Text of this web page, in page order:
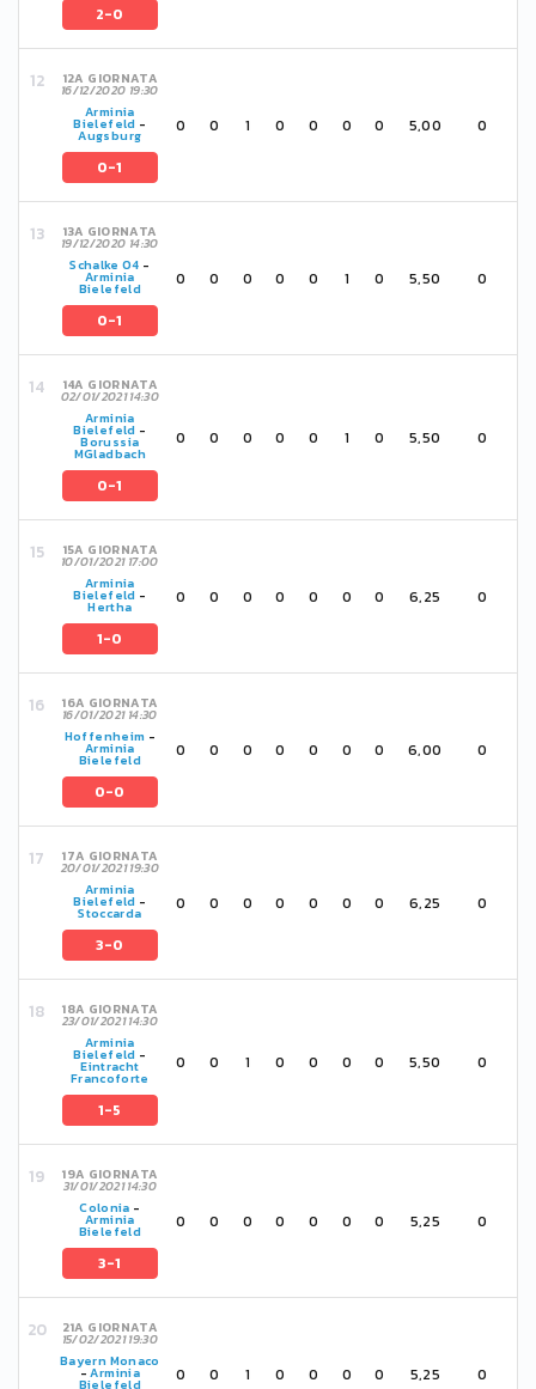
2-0
12A GIORNATA
16/12/2020 19:30
Arminia
Bielefeld -
Augsburg
0-1
0 0 1 0 0 0 0 5,00 0
13A GIORNATA
19/12/2020 14:30
Schalke 04 -
Arminia
Bielefeld
0-1
0 0 0 0 0 1 0 5,50 0
14A GIORNATA
02/01/2021 14:30
Arminia
Bielefeld -
Borussia
MGladbach
0-1
0 0 0 0 0 1 0 5,50 0
15A GIORNATA
10/01/2021 17:00
Arminia
Bielefeld -
Hertha
1-0
0 0 0 0 0 0 0 6,25 0
16A GIORNATA
16/01/2021 14:30
Hoffenheim -
Arminia
Bielefeld
0-0
0 0 0 0 0 0 0 6,00 0
17A GIORNATA
20/01/2021 19:30
Arminia
Bielefeld -
Stoccarda
3-0
0 0 0 0 0 0 0 6,25 0
18A GIORNATA
23/01/2021 14:30
Arminia
Bielefeld -
Eintracht
Francoforte
1-5
0 0 1 0 0 0 0 5,50 0
19A GIORNATA
31/01/2021 14:30
Colonia -
Arminia
Bielefeld
3-1
0 0 0 0 0 0 0 5,25 0
21A GIORNATA
15/02/2021 19:30
Bayern Monaco
-Arminia
Bielefeld 0 0 1 0 0 0 0 5,25 0